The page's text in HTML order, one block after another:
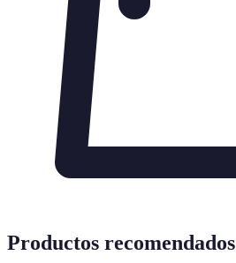
Productos recomendados